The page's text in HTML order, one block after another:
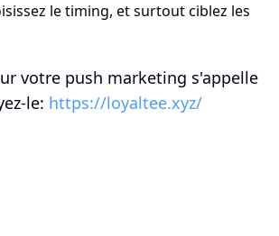
le timing, et surtout ciblez les
votre push marketing s'appelle
le: https://loyaltee.xyz/